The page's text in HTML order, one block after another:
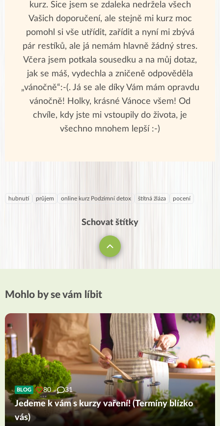
kurz. Sice jsem se zdaleka nedržela všech
Vašich doporučení, ale stejně mi kurz moc
pomohl si vše utřídit, zařídit a nyní mi zbývá
pár restíků, ale já nemám hlavně žádný stres.
Včera jsem potkala sousedku a na můj dotaz,
jak se máš, vydechla a zničeně odpověděla
„vánočně“:-(. Já se ale díky Vám mám opravdu
vánočně! Holky, krásné Vánoce všem! Od
chvíle, kdy jste mi vstoupily do života, je
všechno mnohem lepší :-)
hubnutí průjem online kurz Podzimní detox štítná žláza pocení
Schovat štítky
Mohlo by se vám líbit
BLOG 80 31
Jedeme k vám s kurzy vaření! (Termíny blízko
vás)